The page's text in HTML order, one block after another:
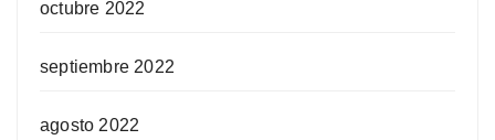
octubre 2022
septiembre 2022
agosto 2022